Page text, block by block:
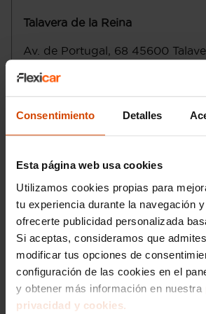
Consentimiento Detalles
Esta página web usa cookies
Utilizamos cookies propias para
tu experiencia durante la navegación
ofrecerte publicidad personalizada
Si aceptas, consideramos que
modificar tus opciones de
configuración de las cookies en el
y obtener más información en nuestra
privacidad y cookies.
el techo con asientos
Tracción delantera
Control electrónico de
Transmisión de tipo manual
palanca en el suelo
cilindros en línea con
cilindro, 75,0 mm de
de carrera, relación de
distribución variable
Compresor: uno de tipo
Norma de emisiones EU6.2
Temp), 106 g/km CO2
Etiqueta de eficiciencia
A
Filtro de partículas
Start/Stop parada y
Talavera de la Reina
Av. de Portugal, 68 45600
Lunes a sábado:
Domingo:
Email:talavera@flexicar.es